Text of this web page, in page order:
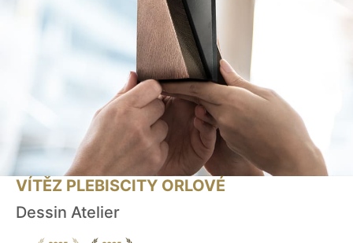
VÍTĚZ PLEBISCITY ORLOVÉ
Dessin Atelier